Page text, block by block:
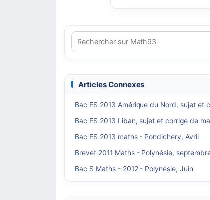
Articles Connexes
Bac ES 2013 Amérique du Nord, sujet et
Bac ES 2013 Liban, sujet et corrigé de
Bac ES 2013 maths - Pondichéry, Avril
Brevet 2011 Maths - Polynésie,
Bac S Maths - 2012 - Polynésie, Juin